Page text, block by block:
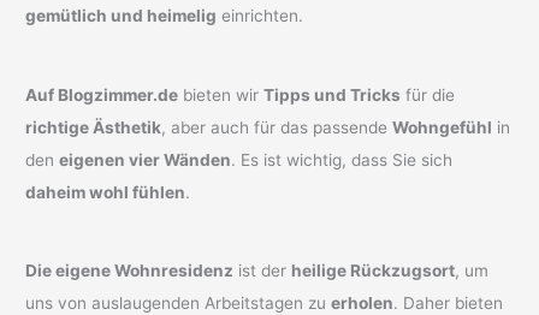
gemütlich und heimelig einrichten.
Auf Blogzimmer.de bieten wirTipps und Tricks für die
richtige Ästhetik, aber auch für das passendeWohngefühl in
deneigenen vier Wänden. Es ist wichtig, dass Sie sich
daheim wohl fühlen.
Die eigene Wohnresidenz ist der heilige Rückzugsort, um
uns von auslaugenden Arbeitstagen zuerholen. Daher bieten